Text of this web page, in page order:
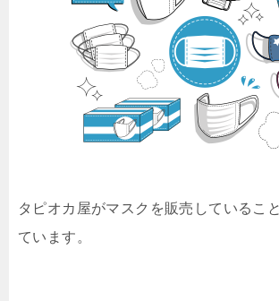
タピオカ屋がマスクを販売しているこ
ています。